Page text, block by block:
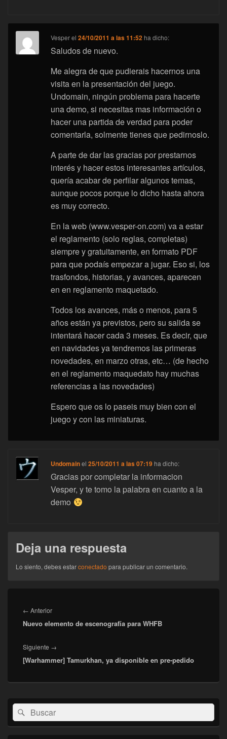
Vesperel24/10/2011 a las 11:52 ha dicho:
Saludos de nuevo.
Me alegra de que pudierais hacernos una
visita en la presentación del juego.
Undomain, ningún problema para hacerte
una demo, si necesitas mas información o
hacer una partida de verdad para poder
comentarla, solmente tienes que pedirnoslo.
A parte de dar las gracias por prestarnos
interés y hacer estos interesantes artículos,
quería acabar de perfilar algunos temas,
aunque pocos porque lo dicho hasta ahora
es muy correcto.
En la web (www.vesper-on.com) va a estar
el reglamento (solo reglas, completas)
siempre y gratuitamente, en formato PDF
para que podaís empezar a jugar. Eso si, los
trasfondos, historias, y avances, aparecen
en en reglamento maquetado.
Todos los avances, más o menos, para 5
años están ya previstos, pero su salida se
intentará hacer cada 3 meses. Es decir, que
en navidades ya tendremos las primeras
novedades, en marzo otras, etc… (de hecho
en el reglamento maquedato hay muchas
referencias a las novedades)
Espero que os lo paseis muy bien con el
juego y con las miniaturas.
Undomainel25/10/2011 a las 07:19 ha dicho:
Gracias por completar la informacion
Vesper, y te tomo la palabra en cuanto a la
demo
Deja una respuesta
Lo siento, debes estarconectado para publicar un comentario.
de
entradas
← AnteriorEntrada
anterior:
Nuevo elemento de escenografía para WHFB
Siguiente →
siguiente:
[Warhammer] Tamurkhan, ya disponible en pre-pedido
El
área
de
widget
Buscar
por:
Buscar